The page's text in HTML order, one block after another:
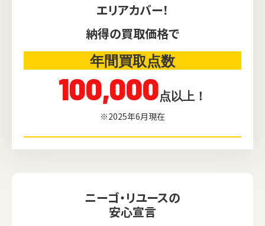
エリアカバー！
納得の買取価格で
年間買取点数
100,000点以上！
※2025年6月現在
ニーゴ・リユースの
安心宣言